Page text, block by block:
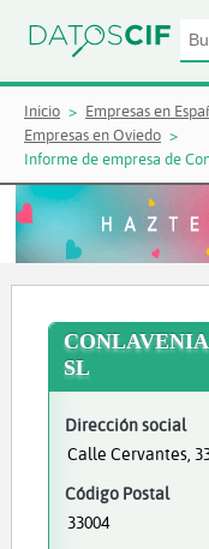
Inicio Empresas en
Empresas en Oviedo
Informe de empresa de
SL
Dirección social
Calle Cervantes,
Código Postal
33004